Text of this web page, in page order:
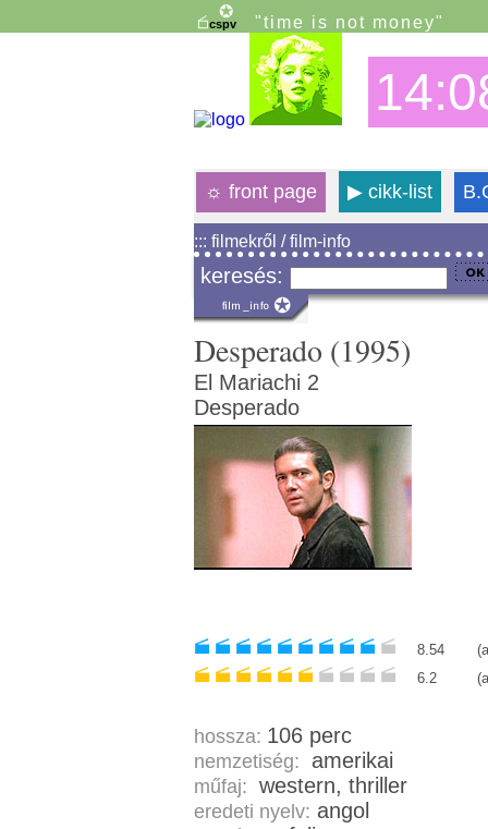
"time is not money"
☼ front page ▶cikk-list
::: filmekről / film-info
keresés:
Desperado (1995)
El Mariachi 2
Desperado
8.54
6.2
hossza: 106 perc
nemzetiség: amerikai
műfaj: western, thriller
eredeti nyelv: angol